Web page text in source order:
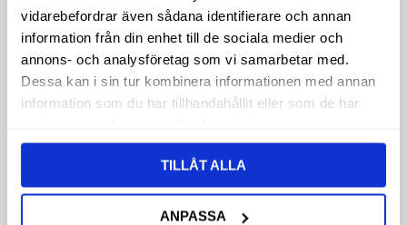
vidarebefordrar även sådana identifierare och annan
information från din enhet till de sociala medier och
annons- och analysföretag som vi samarbetar med.
Dessa kan i sin tur kombinera informationen med annan
information som du har tillhandahållit eller som de har
TILLÅT ALLA
ANPASSA
Lägg till i favoriter